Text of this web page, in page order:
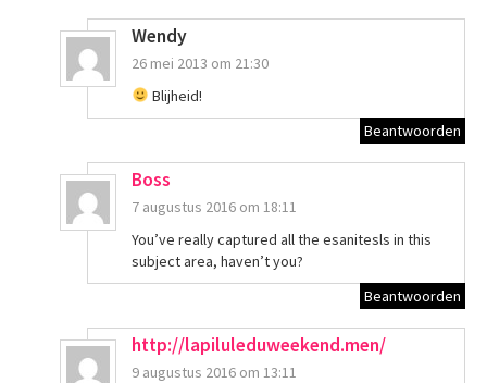
Wendy
26 mei 2013 om 21:30
Blijheid!
Beantwoorden
Boss
7 augustus 2016 om 18:11
You’ve really captured all the esanitesls in this
subject area, haven’t you?
Beantwoorden
http://lapiluleduweekend.men/
9 augustus 2016 om 13:11